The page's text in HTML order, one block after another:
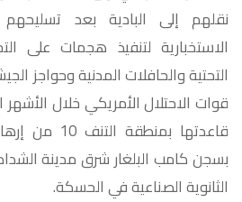
نقلهم إلى البادية بعد
الاستخبارية لتنفيذ هجمات على
التحتية والحافلات المدنية وحواجز
قوات الاحتلال الأمريكي خلال الأشهر
قاعدتها
الثانوية الصناعية في الحسكة.